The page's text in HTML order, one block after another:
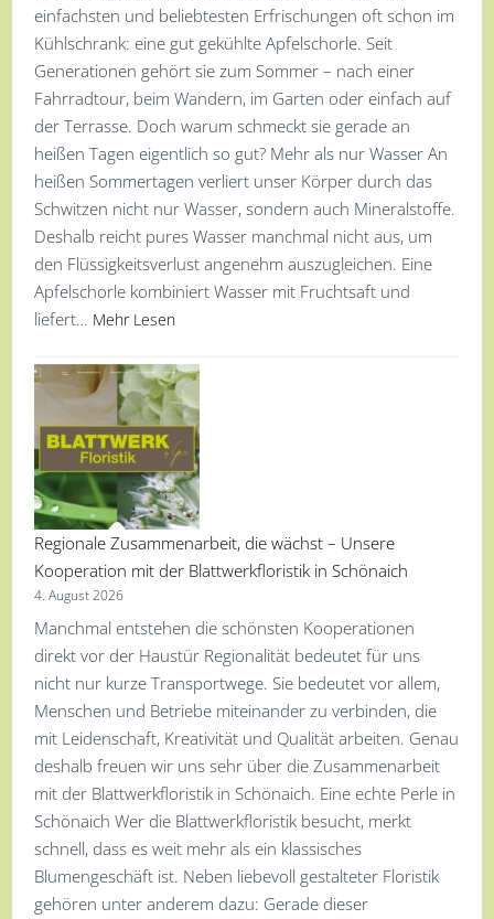
einfachsten und beliebtesten Erfrischungen oft schon im
Kühlschrank: eine gut gekühlte Apfelschorle. Seit
Generationen gehört sie zum Sommer – nach einer
Fahrradtour, beim Wandern, im Garten oder einfach auf
der Terrasse. Doch warum schmeckt sie gerade an
heißen Tagen eigentlich so gut? Mehr als nur Wasser An
heißen Sommertagen verliert unser Körper durch das
Schwitzen nicht nur Wasser, sondern auch Mineralstoffe.
Deshalb reicht pures Wasser manchmal nicht aus, um
den Flüssigkeitsverlust angenehm auszugleichen. Eine
Apfelschorle kombiniert Wasser mit Fruchtsaft und
liefert… Mehr Lesen
Regionale Zusammenarbeit, die wächst – Unsere
Kooperation mit der Blattwerkfloristik in Schönaich
4. August 2026
Manchmal entstehen die schönsten Kooperationen
direkt vor der Haustür Regionalität bedeutet für uns
nicht nur kurze Transportwege. Sie bedeutet vor allem,
Menschen und Betriebe miteinander zu verbinden, die
mit Leidenschaft, Kreativität und Qualität arbeiten. Genau
deshalb freuen wir uns sehr über die Zusammenarbeit
mit der Blattwerkfloristik in Schönaich. Eine echte Perle in
Schönaich Wer die Blattwerkfloristik besucht, merkt
schnell, dass es weit mehr als ein klassisches
Blumengeschäft ist. Neben liebevoll gestalteter Floristik
gehören unter anderem dazu: Gerade dieser